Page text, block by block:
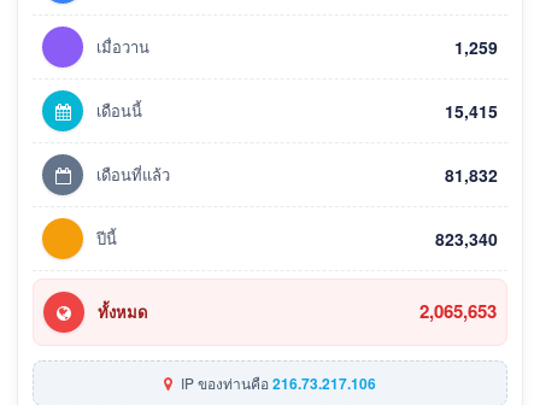
เมื่อวาน 1,259
เดือนนี้ 15,415
เดือนที่แล้ว 81,832
ปีนี้ 823,340
ทั้งหมด 2,065,653
IP ของท่านคือ216.73.217.106